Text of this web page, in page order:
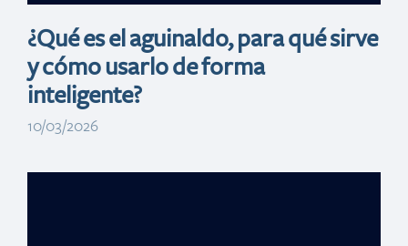
¿Qué es el aguinaldo, para qué sirve
y cómo usarlo de forma
inteligente?
10/03/2026